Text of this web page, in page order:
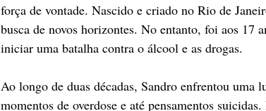
força de vontade. Nascido e criado no Rio de
busca de novos horizontes. No entanto, foi aos 17
iniciar uma batalha contra o álcool e as drogas.
Ao longo de duas décadas, Sandro enfrentou uma
momentos de overdose e até pensamentos